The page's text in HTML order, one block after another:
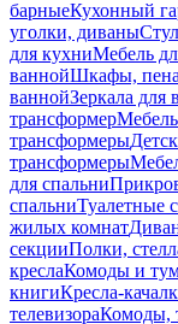
барныеКухонный
уголки, диваны
для кухниМебель
ваннойШкафы,
ваннойЗеркала для
трансформер
трансформеры
трансформеры
для спальни
спальниТуалетные
жилых комнат
секцииПолки,
креслаКомоды и
книгиКресла-
телевизораКомоды,